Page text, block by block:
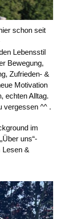
schon seit
Lebensstil
Bewegung,
Zufrieden- &
Motivation
echten Alltag.
vergessen ^^ .
im
uns“-
Lesen &